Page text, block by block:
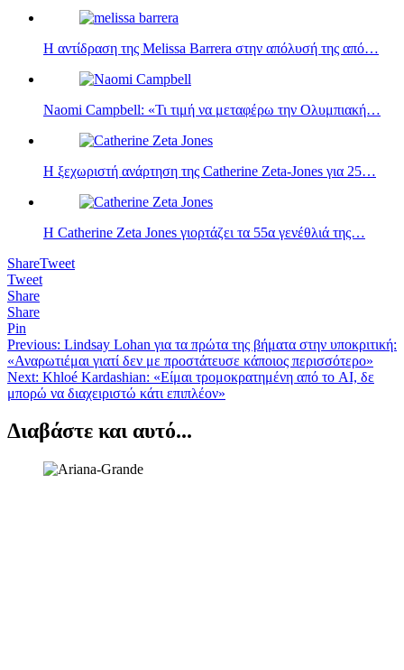
H αντίδραση της Melissa Barrera στην απόλυσή της από…
Naomi Campbell: «Τι τιμή να μεταφέρω την Ολυμπιακή…
Η ξεχωριστή ανάρτηση της Catherine Zeta-Jones για 25…
Η Catherine Zeta Jones γιορτάζει τα 55α γενέθλιά της…
ShareTweet
Tweet
Share
Share
Pin
Πλοήγηση
άρθρων
Previous: Lindsay Lohan για τα πρώτα της βήματα στην υποκριτική:
«Αναρωτιέμαι γιατί δεν με προστάτευσε κάποιος περισσότερο»
Next: Khloé Kardashian: «Είμαι τρομοκρατημένη από το AI, δε
μπορώ να διαχειριστώ κάτι επιπλέον»
Διαβάστε και αυτό...